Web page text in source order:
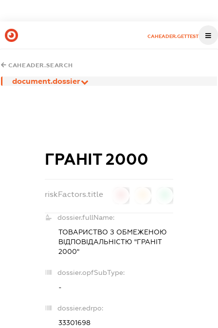
CAHEADER.GETTEST
CAHEADER.SEARCH
document.dossier
ГРАНІТ 2000
riskFactors.title
dossier.fullName:
ТОВАРИСТВО З ОБМЕЖЕНОЮ
ВІДПОВІДАЛЬНІСТЮ "ГРАНІТ
2000"
dossier.opfSubType:
-
dossier.edrpo:
33301698